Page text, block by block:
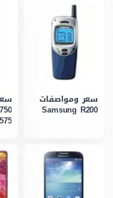
سعر ومواصفات
Samsung R200